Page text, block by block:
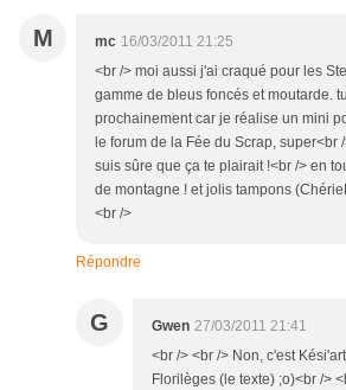
M mc 16/03/2011 21:25
<br /> moi aussi j'ai craqué pour les
gamme de bleus foncés et moutarde.
prochainement car je réalise un mini
le forum de la Fée du Scrap, super<br
suis sûre que ça te plairait !<br /> en
de montagne ! et jolis tampons
<br />
Répondre
G Gwen 27/03/2011 21:41
<br /> <br /> Non, c'est
Florilèges (le texte) ;o)<br />